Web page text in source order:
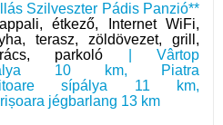
Szilveszter Pádis Panzió**
étkező, Internet WiFi,
terasz, zöldövezet, grill,
parkoló | Vârtop
10 km, Piatra
sípálya 11 km,
jégbarlang 13 km